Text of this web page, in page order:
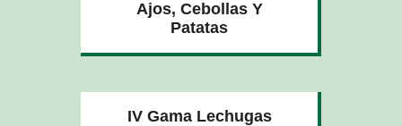
Ajos, Cebollas Y
Patatas
IV Gama Lechugas